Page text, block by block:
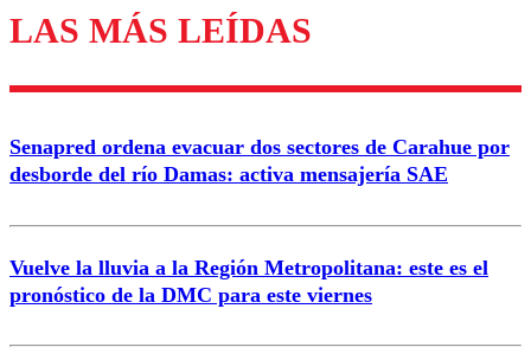
Los comentarios son moderados para garantizar un
diálogo respetuoso.
Correo
Enviar comentario
LAS MÁS LEÍDAS
Senapred ordena evacuar dos sectores de Carahue por
desborde del río Damas: activa mensajería SAE
Vuelve la lluvia a la Región Metropolitana: este es el
pronóstico de la DMC para este viernes